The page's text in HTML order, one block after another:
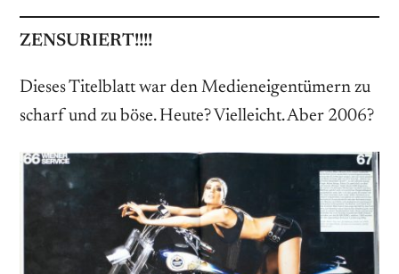
ZENSURIERT!!!!
Dieses Titelblatt war den Medieneigentümern zu
scharf und zu böse. Heute? Vielleicht. Aber 2006?